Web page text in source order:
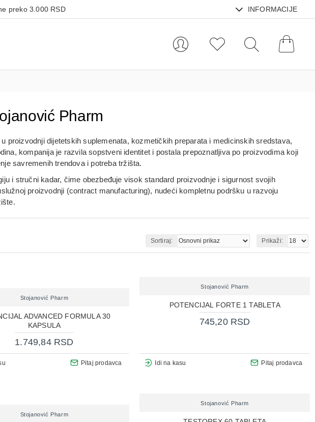
preko 3.000 RSD INFORMACIJE
Pharm
proizvodnji dijetetskih suplemenata, kozmetičkih preparata i medicinskih sredstava,
kompanija je razvila sopstveni identitet i postala prepoznatljiva po proizvodima koji
savremenih trendova i potreba tržišta.
i stručni kadar, čime obezbeđuje visok standard proizvodnje i sigurnost svojih
proizvodnji (contract manufacturing), nudeći kompletnu podršku u razvoju
Sortiraj: Prikaži:
Stojanović Pharm
ADVANCED FORMULA 30
KAPSULA
1.749,84 RSD
Pitaj prodavca
Stojanović Pharm
POTENCIJAL FORTE 1 TABLETA
745,20 RSD
Idi na kasu Pitaj prodavca
Stojanović Pharm
Stojanović Pharm